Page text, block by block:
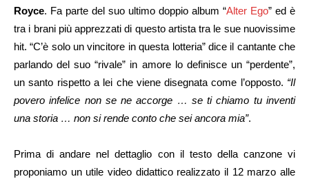
Royce. Fa parte del suo ultimo doppio album “Alter Ego” ed è
tra i brani più apprezzati di questo artista tra le sue nuovissime
hit. “C’è solo un vincitore in questa lotteria” dice il cantante che
parlando del suo “rivale” in amore lo definisce un “perdente”,
un santo rispetto a lei che viene disegnata come l’opposto. “Il
povero infelice non se ne accorge … se ti chiamo tu inventi
una storia … non si rende conto che sei ancora mia”.
Prima di andare nel dettaglio con il testo della canzone vi
proponiamo un utile video didattico realizzato il 12 marzo alle